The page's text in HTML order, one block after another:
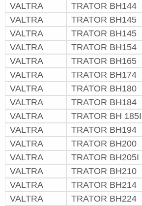
VALTRA
TRATOR BH144
VALTRA
TRATOR BH145
VALTRA
TRATOR BH145
VALTRA
TRATOR BH154
VALTRA
TRATOR BH165
VALTRA
TRATOR BH174
VALTRA
TRATOR BH180
VALTRA
TRATOR BH184
VALTRA
TRATOR BH 185I
VALTRA
TRATOR BH194
VALTRA
TRATOR BH200
VALTRA
TRATOR BH205I
VALTRA
TRATOR BH210
VALTRA
TRATOR BH214
VALTRA
TRATOR BH224